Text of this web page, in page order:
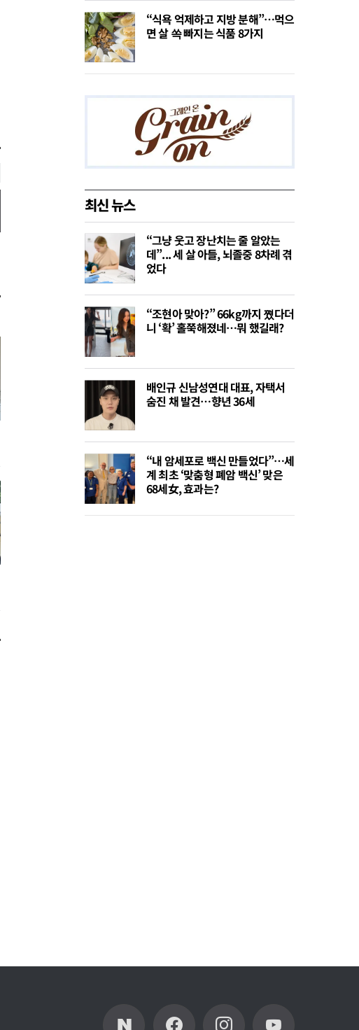
“식욕 억제하고 지방 분해”…먹으
면 살 쏙 빠지는 식품 8가지
최신 뉴스
“그냥 웃고 장난치는 줄 알았는
데”... 세 살 아들, 뇌졸중 8차례 겪
었다
“조현아 맞아?” 66kg까지 쪘다더
니 ‘확’ 홀쭉해졌네⋯뭐 했길래?
배인규 신남성연대 대표, 자택서
숨진 채 발견…향년 36세
“내 암세포로 백신 만들었다”…세
계 최초 ‘맞춤형 폐암 백신’ 맞은
68세女, 효과는?